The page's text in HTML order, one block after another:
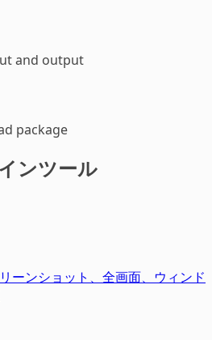
and output
package
ンツール
ーンショット、全画面、ウィンド